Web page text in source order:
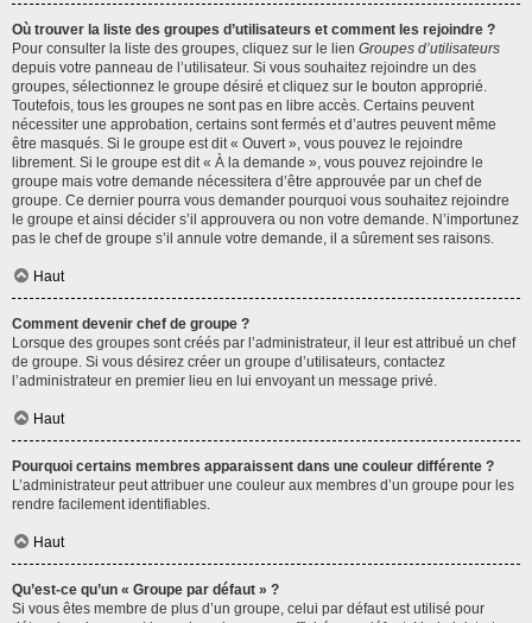
Où trouver la liste des groupes d’utilisateurs et comment les rejoindre ?
Pour consulter la liste des groupes, cliquez sur le lien Groupes d’utilisateurs
depuis votre panneau de l’utilisateur. Si vous souhaitez rejoindre un des
groupes, sélectionnez le groupe désiré et cliquez sur le bouton approprié.
Toutefois, tous les groupes ne sont pas en libre accès. Certains peuvent
nécessiter une approbation, certains sont fermés et d’autres peuvent même
être masqués. Si le groupe est dit « Ouvert », vous pouvez le rejoindre
librement. Si le groupe est dit « À la demande », vous pouvez rejoindre le
groupe mais votre demande nécessitera d’être approuvée par un chef de
groupe. Ce dernier pourra vous demander pourquoi vous souhaitez rejoindre
le groupe et ainsi décider s’il approuvera ou non votre demande. N’importunez
pas le chef de groupe s’il annule votre demande, il a sûrement ses raisons.
Haut
Comment devenir chef de groupe ?
Lorsque des groupes sont créés par l’administrateur, il leur est attribué un chef
de groupe. Si vous désirez créer un groupe d’utilisateurs, contactez
l’administrateur en premier lieu en lui envoyant un message privé.
Haut
Pourquoi certains membres apparaissent dans une couleur différente ?
L’administrateur peut attribuer une couleur aux membres d’un groupe pour les
rendre facilement identifiables.
Haut
Qu’est-ce qu’un « Groupe par défaut » ?
Si vous êtes membre de plus d’un groupe, celui par défaut est utilisé pour